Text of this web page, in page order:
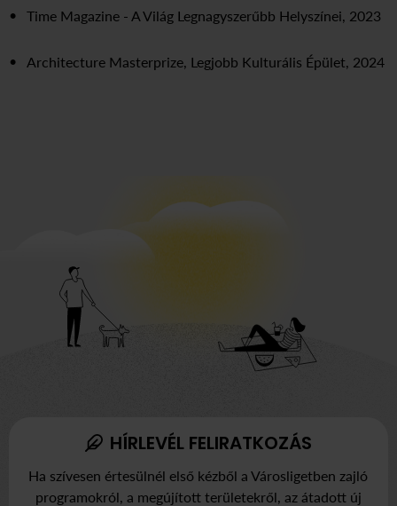
Time Magazine - A Világ Legnagyszerűbb Helyszínei, 2023
Architecture Masterprize, Legjobb Kulturális Épület, 2024
HÍRLEVÉL FELIRATKOZÁS
Ha szívesen értesülnél első kézből a Városligetben zajló
programokról, a megújított területekről, az átadott új